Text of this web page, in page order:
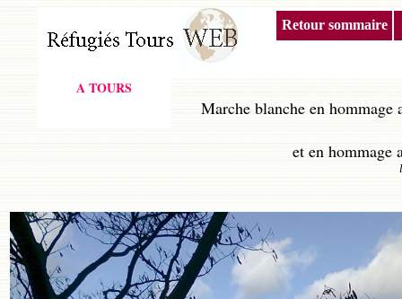
Retour sommaire
A TOURS
Marche blanche en
et en hommage